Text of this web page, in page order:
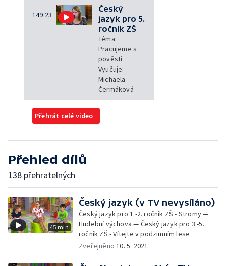
149:23
Český
jazyk pro 5.
ročník ZŠ
Téma:
Pracujeme s
pověstí
Vyučuje:
Michaela
Čermáková
Přehrát celé video
Přehled dílů
138 přehratelných
45 min
Český jazyk (v TV nevysíláno)
Český jazyk pro 1.-2. ročník ZŠ - Stromy —
Hudební výchova — Český jazyk pro 3.-5.
ročník ZŠ - Vítejte v podzimním lese
Zveřejněno10. 5. 2021